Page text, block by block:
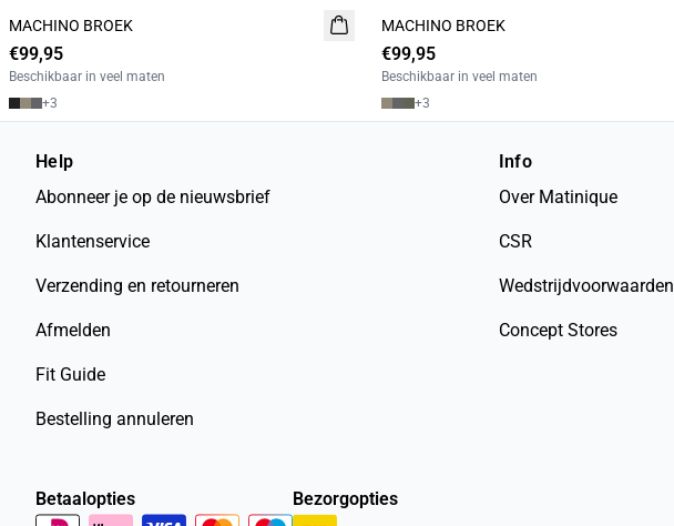
NIEUW
MACHINO BROEK
€99,95
Beschikbaar in veel maten
+3
NIEUW
MACHINO BROEK
€99,95
Beschikbaar in veel maten
+3
Help
Abonneer je op de nieuwsbrief
Klantenservice
Verzending en retourneren
Afmelden
Fit Guide
Bestelling annuleren
Info
Over Matinique
CSR
Wedstrijdvoorwaarden
Concept Stores
Betaalopties Bezorgopties